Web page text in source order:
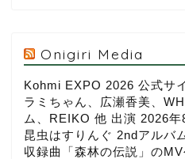
Onigiri Media
Kohmi EXPO 2026 公式サ
ラミちゃん、広瀬香美、
ム、REIKO 他 出演 2026年
昆虫はすりんぐ 2ndアルバ
収録曲「森林の伝説」のMV